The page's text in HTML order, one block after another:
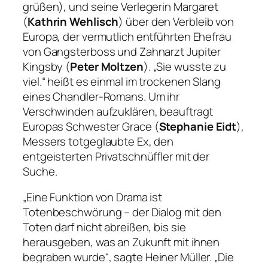
grüßen), und seine Verlegerin Margaret
(Kathrin Wehlisch) über den Verbleib von
Europa, der vermutlich entführten Ehefrau
von Gangsterboss und Zahnarzt Jupiter
Kingsby (Peter Moltzen). „Sie wusste zu
viel.“heißt es einmal im trockenen Slang
eines Chandler-Romans. Um ihr
Verschwinden aufzuklären, beauftragt
Europas Schwester Grace (Stephanie Eidt),
Messers totgeglaubte Ex, den
entgeisterten Privatschnüffler mit der
Suche.
„Eine Funktion von Drama ist
Totenbeschwörung – der Dialog mit den
Toten darf nicht abreißen, bis sie
herausgeben, was an Zukunft mit ihnen
begraben wurde“, sagte Heiner Müller. „Die